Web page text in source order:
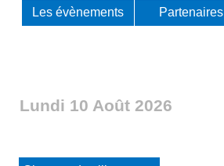
Les évènements Partenaires
Lundi 10 Août 2026